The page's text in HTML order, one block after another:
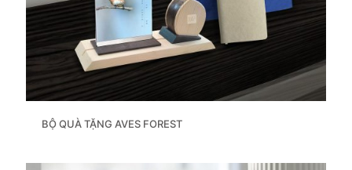
BỘ QUÀ TẶNG AVES FOREST